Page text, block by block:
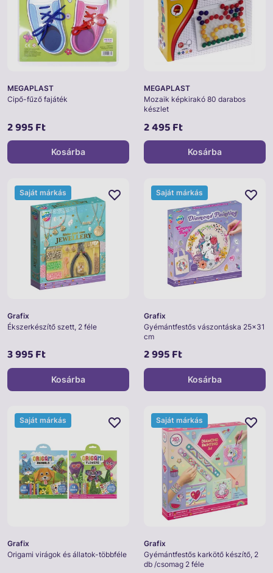
MEGAPLAST
Cipő-fűző fajáték
2 995 Ft
Kosárba
MEGAPLAST
Mozaik képkirakó 80 darabos
készlet
2 495 Ft
Kosárba
Grafix
Ékszerkészítő szett, 2 féle
3 995 Ft
Saját márkás
Kosárba
Grafix
Gyémántfestős vászontáska 25x31
cm
2 995 Ft
Saját márkás
Kosárba
Grafix
Origami virágok és állatok-többféle
Saját márkás
Grafix
Gyémántfestős karkötő készítő, 2
db /csomag 2 féle
Saját márkás